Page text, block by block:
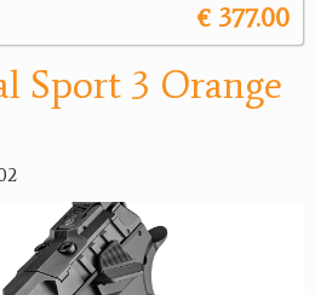
€ 377.00
Sport 3 Orange